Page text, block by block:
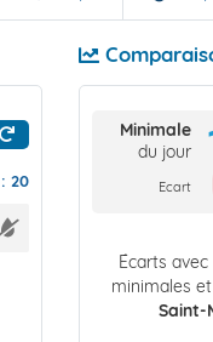
20
Minimale
du jour
Ecart
Écarts
minimales
Saint-